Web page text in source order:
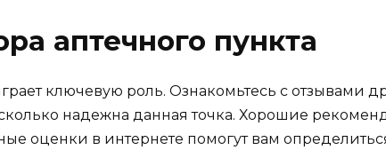
аптечного пункта
ключевую роль. Ознакомьтесь с отзывами
надежна данная точка. Хорошие
оценки в интернете помогут вам